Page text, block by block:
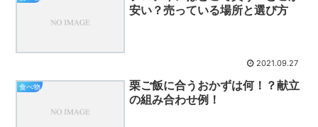
安い？売っている場所と選び方
2021.09.27
食べ物
栗ご飯に合うおかずは何！？献立
の組み合わせ例！